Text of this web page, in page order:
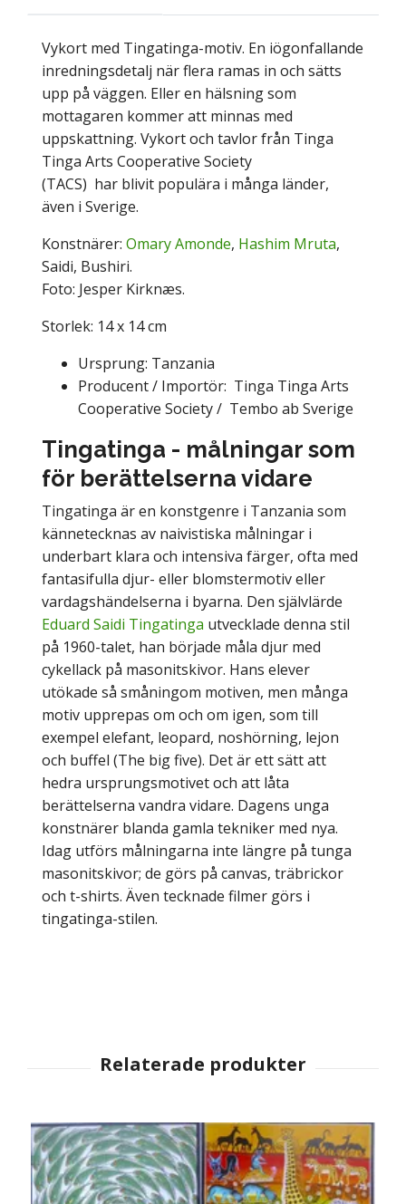
Vykort med Tingatinga-motiv. En iögonfallande
inredningsdetalj när flera ramas in och sätts
upp på väggen. Eller en hälsning som
mottagaren kommer att minnas med
uppskattning. Vykort och tavlor från Tinga
Tinga Arts Cooperative Society
(TACS) har blivit populära i många länder,
även i Sverige.
Konstnärer: Omary Amonde, Hashim Mruta,
Saidi, Bushiri.
Foto: Jesper Kirknæs.
Storlek: 14 x 14 cm
Ursprung: Tanzania
Producent / Importör: Tinga Tinga Arts
Cooperative Society / Tembo ab Sverige
Tingatinga - målningar som
för berättelserna vidare
Tingatinga är en konstgenre i Tanzania som
kännetecknas av naivistiska målningar i
underbart klara och intensiva färger, ofta med
fantasifulla djur- eller blomstermotiv eller
vardagshändelserna i byarna. Den självlärde
Eduard Saidi Tingatinga utvecklade denna stil
på 1960-talet, han började måla djur med
cykellack på masonitskivor. Hans elever
utökade så småningom motiven, men många
motiv upprepas om och om igen, som till
exempel elefant, leopard, noshörning, lejon
och buffel (The big five). Det är ett sätt att
hedra ursprungsmotivet och att låta
berättelserna vandra vidare. Dagens unga
konstnärer blanda gamla tekniker med nya.
Idag utförs målningarna inte längre på tunga
masonitskivor; de görs på canvas, träbrickor
och t-shirts. Även tecknade filmer görs i
tingatinga-stilen.